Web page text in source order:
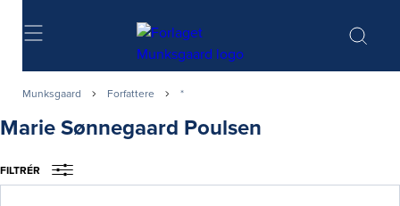
Søg
Munksgaard Forfattere *
Marie Sønnegaard Poulsen
FILTRÉR